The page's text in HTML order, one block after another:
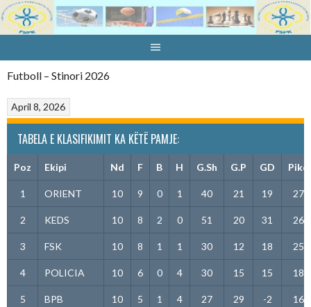
Skip
to
Futboll – Stinori 2026
April 8, 2026
TABELA E KLASIFIKIMIT KA KËTË PAMJE:
Poz Ekipi Nd F B H G.Sh G.P GD Pikë
1 ORIENT 10 9 0 1 40 21 19 27
2 KEDS 10 8 2 0 51 20 31 26
3 FSK 10 8 1 1 30 12 18 25
4 POLICIA 10 6 0 4 30 15 15 18
5 BPB 10 5 1 4 27 29 -2 16